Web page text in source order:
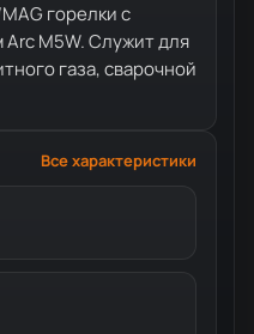
горелки с
M5W. Служит для
газа, сварочной
Все характеристики